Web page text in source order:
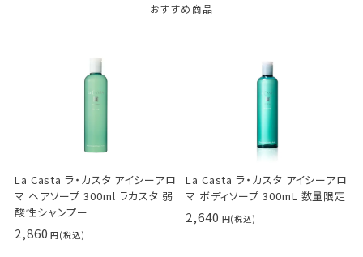
おすすめ商品
La Casta ラ・カスタ アイシーアロ
マ ヘアソープ 300ml ラカスタ 弱
酸性シャンプー
2,860
La Casta ラ・カスタ アイシーアロ
マ ボディソープ 300mL 数量限定
2,640